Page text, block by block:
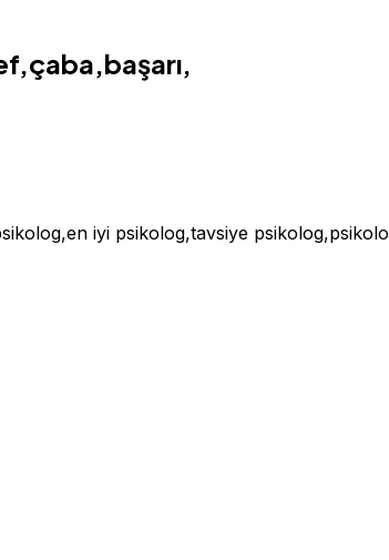
iyi psikolog,tavsiye